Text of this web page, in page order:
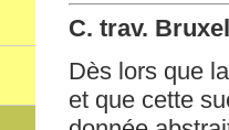
C. trav.
Dès lors que
et que cette